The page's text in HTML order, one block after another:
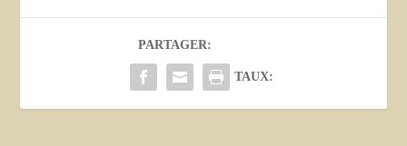
PARTAGER:
TAUX: